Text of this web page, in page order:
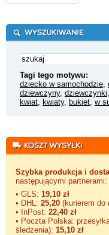
Tagi tego motywu:
dziecko w samochodzie
dziewczyny, dziewczynki
kwiat kwiaty, bukiet w
Szybka produkcja i
następującymi partnerami:
• GLS: 19,10 zł
• DHL: 25,20 (kurierem do
• InPost: 22,40 zł
• Poczta Polska:
śledzenia): 15,10 zł